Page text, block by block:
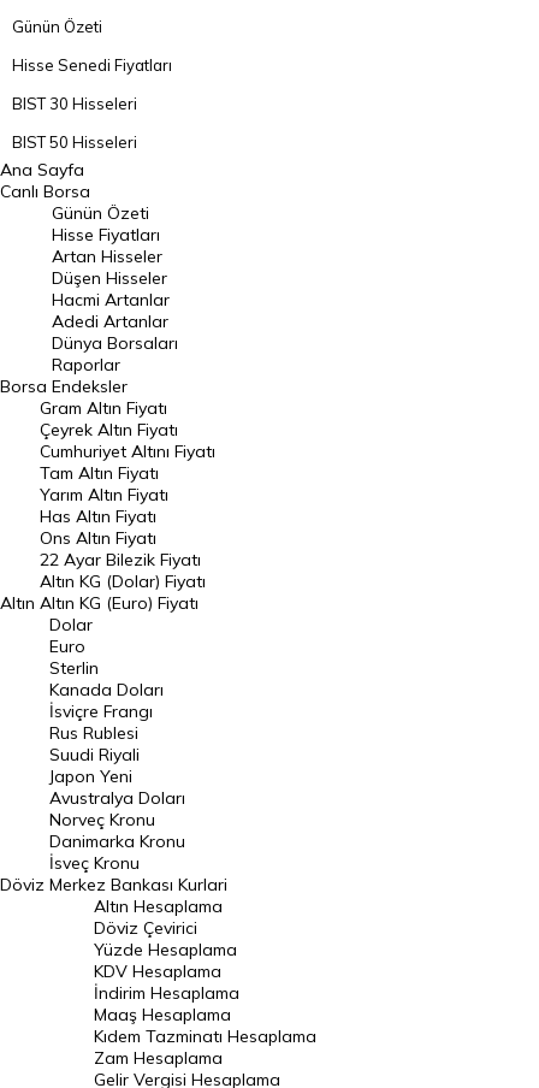
Günün Özeti
Hisse Senedi Fiyatları
BIST 30 Hisseleri
BIST 50 Hisseleri
BIST 100 Hisseleri
En Çok Artan Hisseler
En Çok Düşen Hisseler
Hacmi Artanlar
Geçmiş Kapanışlar
Dünya Borsaları
Raporlar
Endeksler
DÖVİZ
Döviz Kuru
Dolar Kuru
Euro Kuru
Pound Kuru
Frank Kuru
Riyal Kuru
Avustralya Doları
Danimarka Kronu Kuru
Kanada Doları Kuru
Norveç Kronu Kuru
İsveç Kronu Kuru
Japon Yeni Kuru
Serbest Piyasa Döviz Kurları
Merkez Bankası Döviz Kurları
Ana Sayfa
Canlı Borsa
Borsa
Günün Özeti
Hisse Fiyatları
Artan Hisseler
Düşen Hisseler
Hacmi Artanlar
Adedi Artanlar
Dünya Borsaları
Raporlar
Endeksler
Altın
Gram Altın Fiyatı
Çeyrek Altın Fiyatı
Cumhuriyet Altını Fiyatı
Tam Altın Fiyatı
Yarım Altın Fiyatı
Has Altın Fiyatı
Ons Altın Fiyatı
22 Ayar Bilezik Fiyatı
Altın KG (Dolar) Fiyatı
Altın KG (Euro) Fiyatı
Döviz
Dolar
Euro
Sterlin
Kanada Doları
İsviçre Frangı
Rus Rublesi
Suudi Riyali
Japon Yeni
Avustralya Doları
Norveç Kronu
Danimarka Kronu
İsveç Kronu
Merkez Bankası Kurlari
Altın Hesaplama
Döviz Çevirici
Yüzde Hesaplama
KDV Hesaplama
İndirim Hesaplama
Maaş Hesaplama
Kıdem Tazminatı Hesaplama
Zam Hesaplama
Gelir Vergisi Hesaplama